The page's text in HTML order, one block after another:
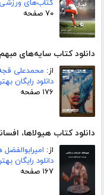
کتاب‌های ورزشی
۷۰ صفحه
دانلود کتاب سایه‌های
از: محمدعلی
دانلود رایگان
۱۷۶ صفحه
دانلود کتاب هیولاها،
از: امیرابوالفضل
دانلود رایگان
۱۶۷ صفحه